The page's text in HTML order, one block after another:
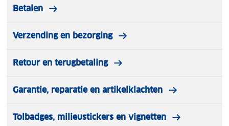
Betalen
Verzending en bezorging
Retour en terugbetaling
Garantie, reparatie en artikelklachten
Tolbadges, milieustickers en vignetten